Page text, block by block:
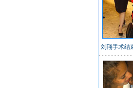
刘翔手术结